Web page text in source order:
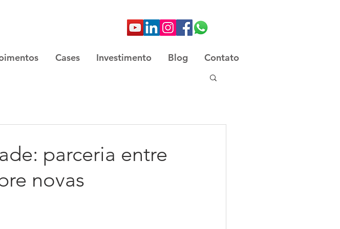
Cases Investimento Blog Contato
parceria entre
novas